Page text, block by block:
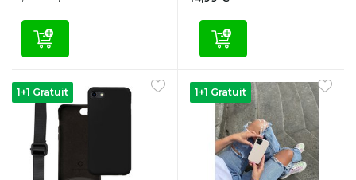
1+1 Gratuit 1+1 Gratuit